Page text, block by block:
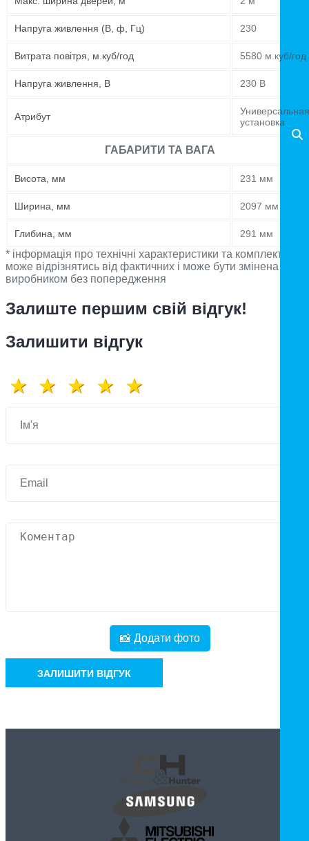
Напруга живлення (В, ф, Гц) 230
Витрата повітря, м.куб/год 5580 м.куб/год
Напруга живлення, В 230 В
Атрибут
Универсальная
установка
ГАБАРИТИ ТА ВАГА
Висота, мм 231 мм
Ширина, мм 2097 мм
Глибина, мм 291 мм
* інформація про технічні характеристики та комплектацію
може відрізнятись від фактичних і може бути змінена
виробником без попередження
Залиште першим свій відгук!
Залишити відгук
📸 Додати фото
ЗАЛИШИТИ ВІДГУК